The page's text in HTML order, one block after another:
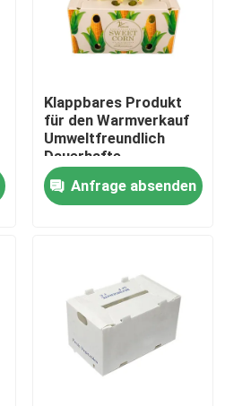
Klappbares Produkt
für den Warmverkauf
Umweltfreundlich
Dauerhafte
Schutzfolie
Kunststoff-Behälter
für Obst und Gemüse
Anfrage absenden